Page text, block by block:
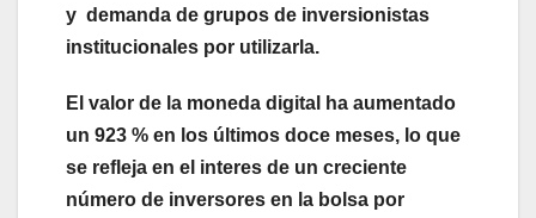
y demanda de grupos de inversionistas
institucionales por utilizarla.
El valor de la moneda digital ha aumentado
un 923 % en los últimos doce meses, lo que
se refleja en el interes de un creciente
número de inversores en la bolsa por